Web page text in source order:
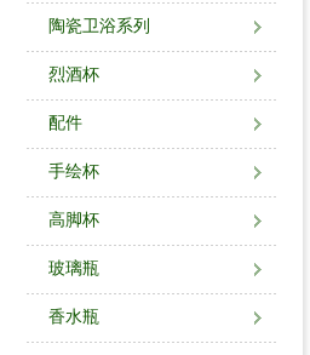
陶瓷卫浴系列
烈酒杯
配件
手绘杯
高脚杯
玻璃瓶
香水瓶